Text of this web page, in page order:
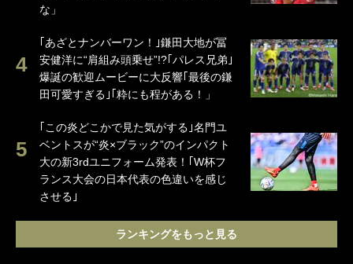
な」
｢あざとナンバーワン！｣鎌田大地が冨
安健洋に“肩組み頭乗せ”!?｢パレス兄弟｣
爆誕の歓迎ムービーに大反響｢最後の鎌
田可愛すぎる｣｢粋にも程がある！」
｢この炎どこかで見た気がする｣名門ユ
ベントスが“炎×ブラック”のインパクト
大の新3rdユニフォーム発表！｢W杯フ
ランス大会の日本代表の色違いを感じ
させる｣
ランキングをもっと見る